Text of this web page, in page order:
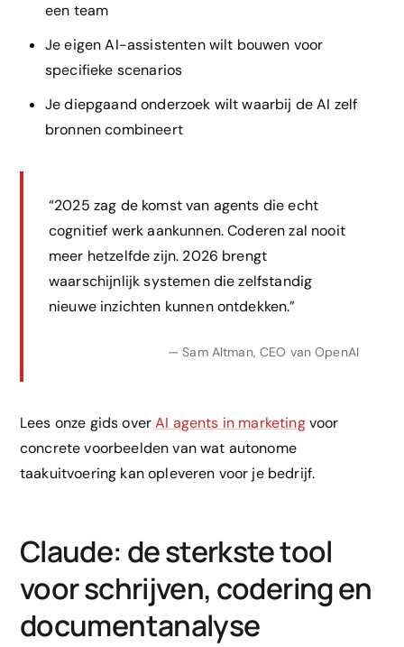
een team
Je eigen AI-assistenten wilt bouwen voor
specifieke scenarios
Je diepgaand onderzoek wilt waarbij de AI zelf
bronnen combineert
“2025 zag de komst van agents die echt
cognitief werk aankunnen. Coderen zal nooit
meer hetzelfde zijn. 2026 brengt
waarschijnlijk systemen die zelfstandig
nieuwe inzichten kunnen ontdekken.”
— Sam Altman, CEO van OpenAI
Lees onze gids overAI agents in marketingvoor
concrete voorbeelden van wat autonome
taakuitvoering kan opleveren voor je bedrijf.
Claude: de sterkste tool
voor schrijven, codering en
documentanalyse